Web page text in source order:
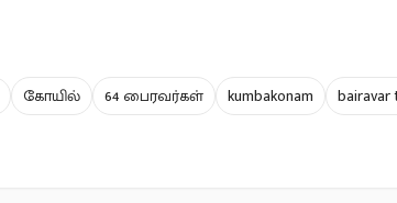
கோயில் 64 பைரவர்கள் kumbakonam bairavar